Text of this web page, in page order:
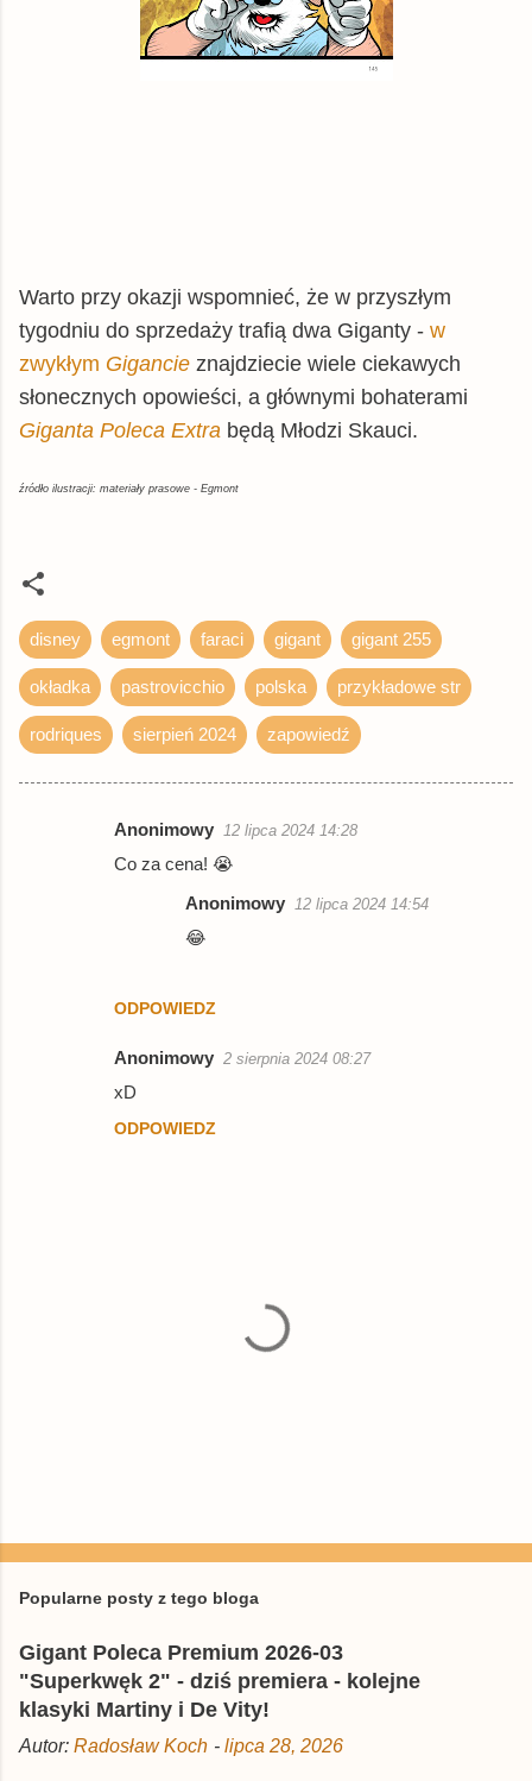
Warto przy okazji wspomnieć, że w przyszłym
tygodniu do sprzedaży trafią dwa Giganty - w
zwykłym Gigancie znajdziecie wiele ciekawych
słonecznych opowieści, a głównymi bohaterami
Giganta Poleca Extra będą Młodzi Skauci.
źródło ilustracji: materiały prasowe - Egmont
disney egmont faraci gigant gigant 255
okładka pastrovicchio polska przykładowe str
rodriques sierpień 2024 zapowiedź
Anonimowy 12 lipca 2024 14:28
Co za cena! 😭
ODPOWIEDZ
Anonimowy 12 lipca 2024 14:54
😂
Anonimowy 2 sierpnia 2024 08:27
xD
ODPOWIEDZ
e
i
j
o
m
e
Popularne posty z tego bloga
Gigant Poleca Premium 2026-03
"Superkwęk 2" - dziś premiera - kolejne
klasyki Martiny i De Vity!
Autor: Radosław Koch - lipca 28, 2026